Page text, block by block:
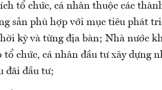
tổ chức, cá nhân thuộc các
sản phù hợp với mục tiêu phát
kỳ và từng địa bàn; Nhà nước
chức, cá nhân đầu tư xây dựng
đãi đầu tư;